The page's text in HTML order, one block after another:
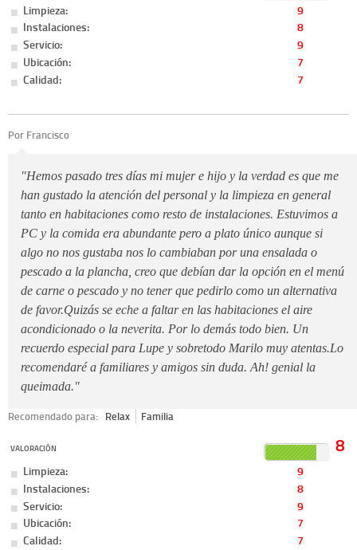
Limpieza:
9
Instalaciones:
8
Servicio:
9
Ubicación:
7
Calidad:
7
Por Francisco
"Hemos pasado tres días mi mujer e hijo y la verdad es que me
han gustado la atención del personal y la limpieza en general
tanto en habitaciones como resto de instalaciones. Estuvimos a
PC y la comida era abundante pero a plato único aunque si
algo no nos gustaba nos lo cambiaban por una ensalada o
pescado a la plancha, creo que debían dar la opción en el menú
de carne o pescado y no tener que pedirlo como un alternativa
de favor.Quizás se eche a faltar en las habitaciones el aire
acondicionado o la neverita. Por lo demás todo bien. Un
recuerdo especial para Lupe y sobretodo Marilo muy atentas.Lo
recomendaré a familiares y amigos sin duda. Ah! genial la
queimada."
Recomendado para: Relax Familia
VALORACIÓN 8
Limpieza:
9
Instalaciones:
8
Servicio:
9
Ubicación:
7
Calidad:
7